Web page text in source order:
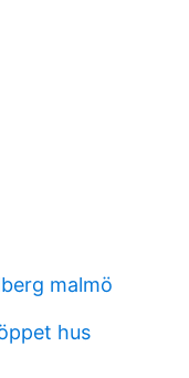
malmö
hus